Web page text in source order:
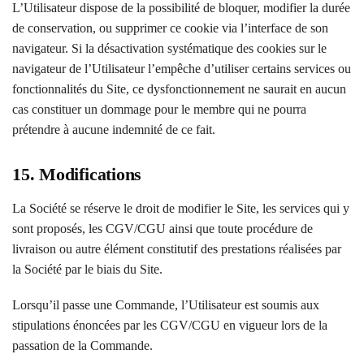
L’Utilisateur dispose de la possibilité de bloquer, modifier la durée
de conservation, ou supprimer ce cookie via l’interface de son
navigateur. Si la désactivation systématique des cookies sur le
navigateur de l’Utilisateur l’empêche d’utiliser certains services ou
fonctionnalités du Site, ce dysfonctionnement ne saurait en aucun
cas constituer un dommage pour le membre qui ne pourra
prétendre à aucune indemnité de ce fait.
15. Modifications
La Société se réserve le droit de modifier le Site, les services qui y
sont proposés, les CGV/CGU ainsi que toute procédure de
livraison ou autre élément constitutif des prestations réalisées par
la Société par le biais du Site.
Lorsqu’il passe une Commande, l’Utilisateur est soumis aux
stipulations énoncées par les CGV/CGU en vigueur lors de la
passation de la Commande.